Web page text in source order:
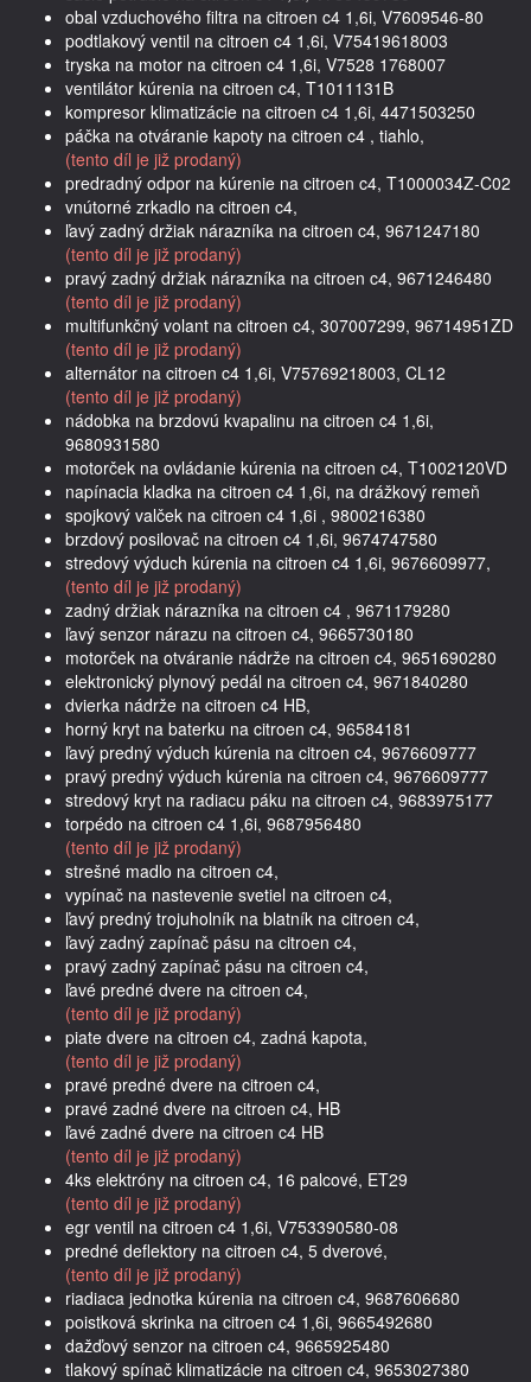
obal vzduchového filtra na citroen c4 1,6i, V7609546-80
podtlakový ventil na citroen c4 1,6i, V75419618003
tryska na motor na citroen c4 1,6i, V7528 1768007
ventilátor kúrenia na citroen c4, T1011131B
kompresor klimatizácie na citroen c4 1,6i, 4471503250
páčka na otváranie kapoty na citroen c4 , tiahlo,
(tento díl je již prodaný)
predradný odpor na kúrenie na citroen c4, T1000034Z-C02
vnútorné zrkadlo na citroen c4,
ľavý zadný držiak nárazníka na citroen c4, 9671247180
(tento díl je již prodaný)
pravý zadný držiak nárazníka na citroen c4, 9671246480
(tento díl je již prodaný)
multifunkčný volant na citroen c4, 307007299, 96714951ZD
(tento díl je již prodaný)
alternátor na citroen c4 1,6i, V75769218003, CL12
(tento díl je již prodaný)
nádobka na brzdovú kvapalinu na citroen c4 1,6i,
9680931580
motorček na ovládanie kúrenia na citroen c4, T1002120VD
napínacia kladka na citroen c4 1,6i, na drážkový remeň
spojkový valček na citroen c4 1,6i , 9800216380
brzdový posilovač na citroen c4 1,6i, 9674747580
stredový výduch kúrenia na citroen c4 1,6i, 9676609977,
(tento díl je již prodaný)
zadný držiak nárazníka na citroen c4 , 9671179280
ľavý senzor nárazu na citroen c4, 9665730180
motorček na otváranie nádrže na citroen c4, 9651690280
elektronický plynový pedál na citroen c4, 9671840280
dvierka nádrže na citroen c4 HB,
horný kryt na baterku na citroen c4, 96584181
ľavý predný výduch kúrenia na citroen c4, 9676609777
pravý predný výduch kúrenia na citroen c4, 9676609777
stredový kryt na radiacu páku na citroen c4, 9683975177
torpédo na citroen c4 1,6i, 9687956480
(tento díl je již prodaný)
strešné madlo na citroen c4,
vypínač na nastevenie svetiel na citroen c4,
ľavý predný trojuholník na blatník na citroen c4,
ľavý zadný zapínač pásu na citroen c4,
pravý zadný zapínač pásu na citroen c4,
ľavé predné dvere na citroen c4,
(tento díl je již prodaný)
piate dvere na citroen c4, zadná kapota,
(tento díl je již prodaný)
pravé predné dvere na citroen c4,
pravé zadné dvere na citroen c4, HB
ľavé zadné dvere na citroen c4 HB
(tento díl je již prodaný)
4ks elektróny na citroen c4, 16 palcové, ET29
(tento díl je již prodaný)
egr ventil na citroen c4 1,6i, V753390580-08
predné deflektory na citroen c4, 5 dverové,
(tento díl je již prodaný)
riadiaca jednotka kúrenia na citroen c4, 9687606680
poistková skrinka na citroen c4 1,6i, 9665492680
dažďový senzor na citroen c4, 9665925480
tlakový spínač klimatizácie na citroen c4, 9653027380